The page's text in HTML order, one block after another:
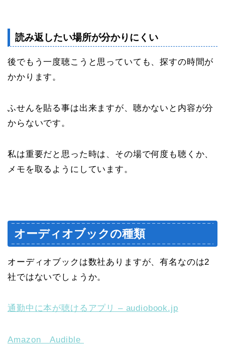
読み返したい場所が分かりにくい
後でもう一度聴こうと思っていても、探すの時間が
かかります。
ふせんを貼る事は出来ますが、聴かないと内容が分
からないです。
私は重要だと思った時は、その場で何度も聴くか、
メモを取るようにしています。
オーディオブックの種類
オーディオブックは数社ありますが、有名なのは2
社ではないでしょうか。
通勤中に本が聴けるアプリ – audiobook.jp
Amazon Audible